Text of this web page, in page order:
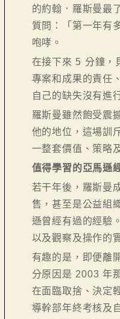
的約翰．羅斯曼最
質問：「第一年有
咆哮。
在接下來 5 分鐘，
專案和成果的責任
自己的缺失沒有進
羅斯曼雖然飽受震
他的地位，這場訓
一整套價值、策略
值得學習的亞馬遜
若干年後，羅斯曼
售，甚至是公益組
遜曾經有過的經驗
以及觀察及操作的
有趣的是，即便離
分原因是 2003 年
在面臨取捨、決定
導幹部年終考核及